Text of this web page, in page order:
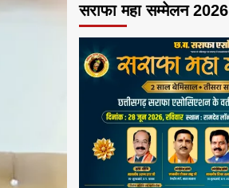
सराफा महा सम्मेलन 2026